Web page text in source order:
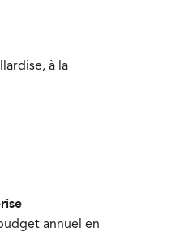
à la
annuel en